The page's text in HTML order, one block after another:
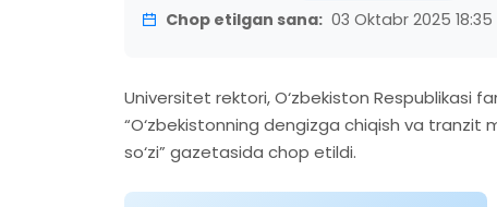
Chop etilgan sana: 03 Oktabr 2025 18:35
Universitet rektori, O‘zbekiston Respublikasi
“O‘zbekistonning dengizga chiqish va tranzit
so‘zi” gazetasida chop etildi.